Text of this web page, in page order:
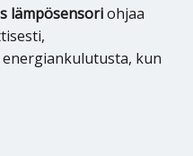
lämpösensoriohjaa
kun